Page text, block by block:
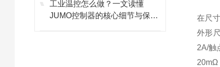
工业温控怎么做？一文读懂
JUMO控制器的核心细节与保养
在尺
外形
2A/触
20mΩ